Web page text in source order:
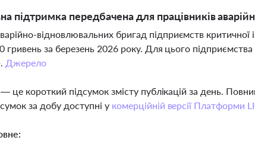
підтримка передбачена для працівників
відновлювальних бригад підприємств
гривень за березень 2026 року. Для цього
Джерело
це короткий підсумок змісту публікацій за день.
за добу доступні у комерційній версії Платформи